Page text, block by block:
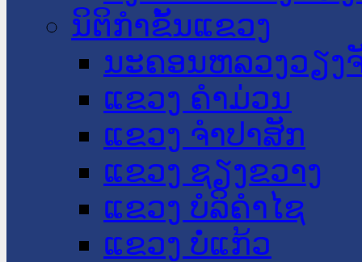
ນິຕິກໍາຂັ້ນແຂວງ
ນະ​ຄອນ​ຫລວງວຽງ
ແຂວງ ຄໍາມ່ວນ
ແຂວງ ຈໍາປາສັກ
ແຂວງ ຊຽງຂວາງ
ແຂວງ ບໍລິຄໍາໄຊ
ແຂວງ ບໍ່ແກ້ວ